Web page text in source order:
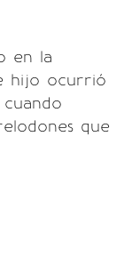
en la
hijo ocurrió
que